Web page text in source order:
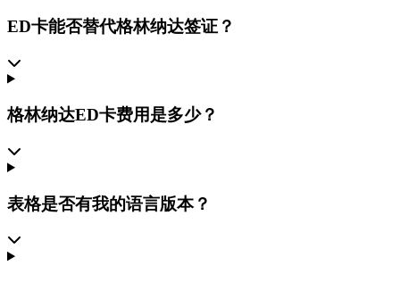
ED卡能否替代格林纳达签证？
格林纳达ED卡费用是多少？
表格是否有我的语言版本？